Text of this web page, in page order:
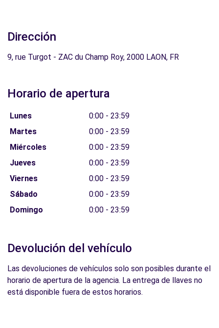
Dirección
9, rue Turgot - ZAC du Champ Roy, 2000 LAON, FR
Horario de apertura
Lunes
0:00 - 23:59
Martes
0:00 - 23:59
Miércoles
0:00 - 23:59
Jueves
0:00 - 23:59
Viernes
0:00 - 23:59
Sábado
0:00 - 23:59
Domingo
0:00 - 23:59
Devolución del vehículo
Las devoluciones de vehículos solo son posibles durante el
horario de apertura de la agencia. La entrega de llaves no
está disponible fuera de estos horarios.